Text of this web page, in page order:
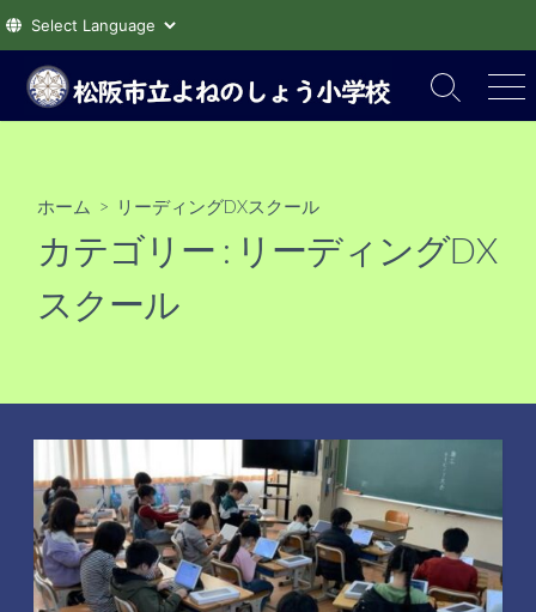
テ
検
索
メ
ニ
ホーム > リーディングDXスクール
カテゴリー : リーディングDX
スクール